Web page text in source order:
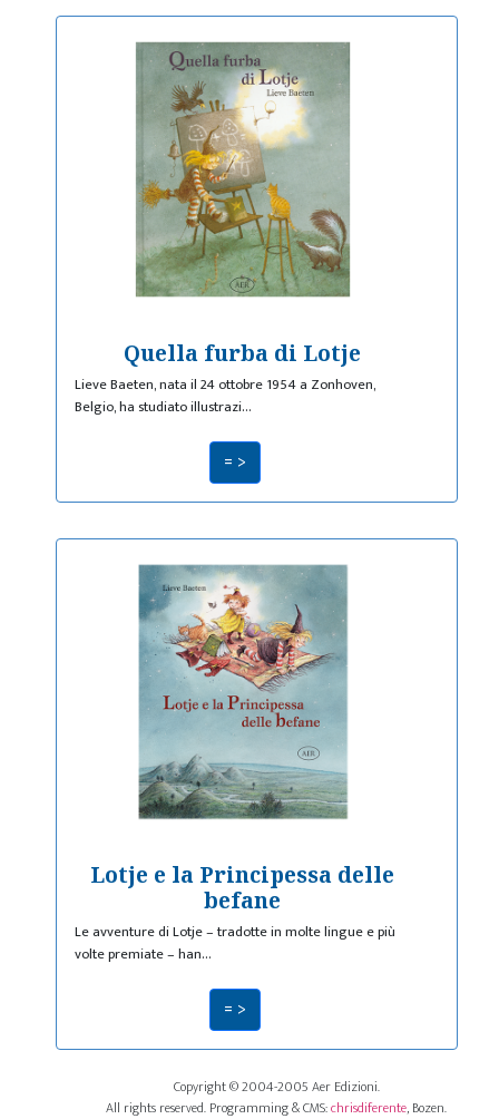
Quella furba di Lotje
Lieve Baeten, nata il 24 ottobre 1954 a Zonhoven,
Belgio, ha studiato illustrazi…
= >
Lotje e la Principessa delle
befane
Le avventure di Lotje – tradotte in molte lingue e più
volte premiate – han…
= >
Copyright © 2004-2005 Aer Edizioni.
All rights reserved. Programming & CMS:chrisdiferente, Bozen.